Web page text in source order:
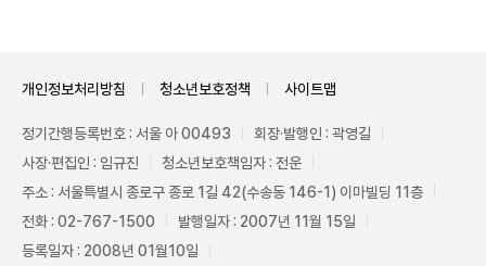
개인정보처리방침 청소년보호정책 사이트맵
정기간행등록번호 : 서울 아 00493
회장·발행인 : 곽영길
사장·편집인 : 임규진
청소년보호책임자 : 전운
주소 : 서울특별시 종로구 종로 1길 42(수송동 146-1) 이마빌딩 11층
전화 : 02-767-1500
발행일자 : 2007년 11월 15일
등록일자 : 2008년 01월10일